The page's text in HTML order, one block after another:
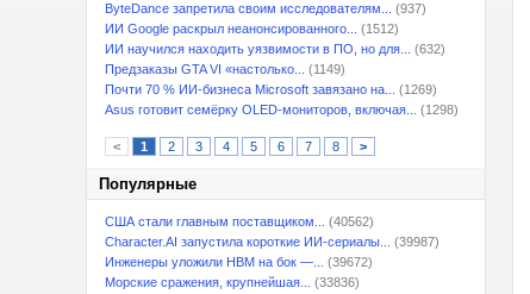
ByteDance запретила своим исследователям...
(937)
ИИ Google раскрыл неанонсированного...
(1512)
ИИ научился находить уязвимости в ПО, но для...
(632)
Предзаказы GTA VI «настолько...
(1149)
Почти 70 % ИИ-бизнеса Microsoft завязано на...
(1269)
Asus готовит семёрку OLED-мониторов, включая...
(1298)
< 1 2 3 4 5 6 7 8 >
Популярные
США стали главным поставщиком...
(40562)
Character.AI запустила короткие ИИ-сериалы...
(39987)
Инженеры уложили HBM на бок —...
(39672)
Морские сражения, крупнейшая...
(33836)